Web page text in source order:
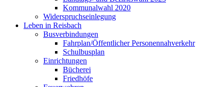
Kommunalwahl 2020
Widerspruchseinlegung
Leben in Reisbach
Busverbindungen
Fahrplan/Öffentlicher Personennahverkehr
Schulbusplan
Einrichtungen
Bücherei
Friedhöfe